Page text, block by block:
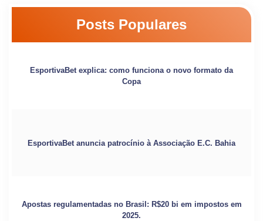
Posts Populares
EsportivaBet explica: como funciona o novo formato da
Copa
EsportivaBet anuncia patrocínio à Associação E.C. Bahia
Apostas regulamentadas no Brasil: R$20 bi em impostos em
2025.